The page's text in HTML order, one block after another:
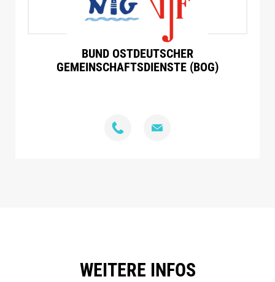
BUND OSTDEUTSCHER
GEMEINSCHAFTSDIENSTE (BOG)
WEITERE INFOS